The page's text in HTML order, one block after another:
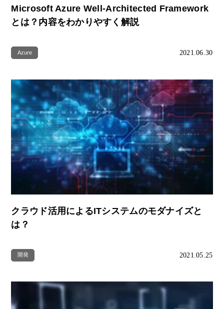
Microsoft Azure Well-Architected Framework
とは？内容をわかりやすく解説
Azure 2021.06.30
クラウド活用によるITシステムのモダナイズと
は？
開発 2021.05.25